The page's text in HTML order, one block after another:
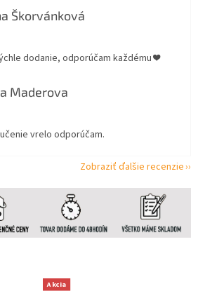
Akcia
Škorvánková
obchodu je 5 z 5 hviezdičiek.
dodanie, odporúčam každému ❤️
Maderova
obchodu je 5 z 5 hviezdičiek.
vrelo odporúčam.
Zobraziť ďalšie recenzie